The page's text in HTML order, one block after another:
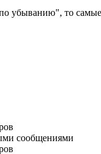
убыванию", то
сообщениями